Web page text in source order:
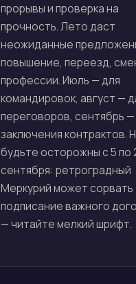
прорывы и проверка на
прочность. Лето даст
неожиданные
повышение, переезд,
профессии. Июль — для
командировок, август —
переговоров, сентябрь —
заключения контрактов.
будьте осторожны с 5 по
сентября: ретроградный
Меркурий может сорвать
подписание важного
— читайте мелкий шрифт.